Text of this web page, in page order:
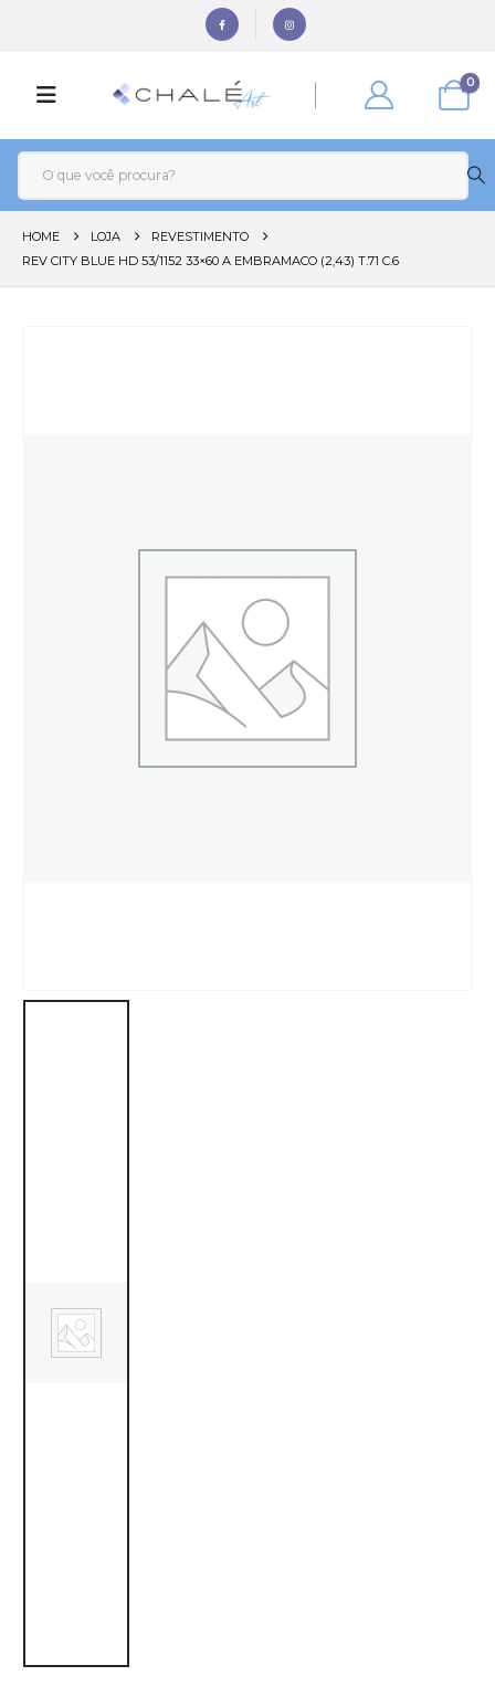
0
HOME LOJA
REVESTIMENTO
REV CITY BLUE HD 53/1152 33×60 A EMBRAMACO (2,43) T.71 C.6